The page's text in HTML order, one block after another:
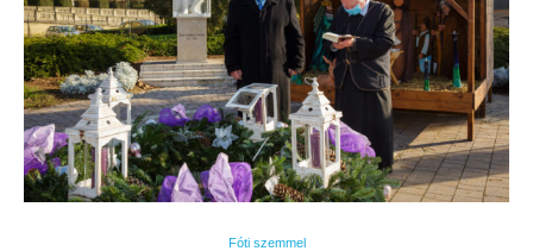
Fóti szemmel